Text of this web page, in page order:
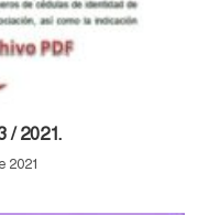
/ 2021.
2021